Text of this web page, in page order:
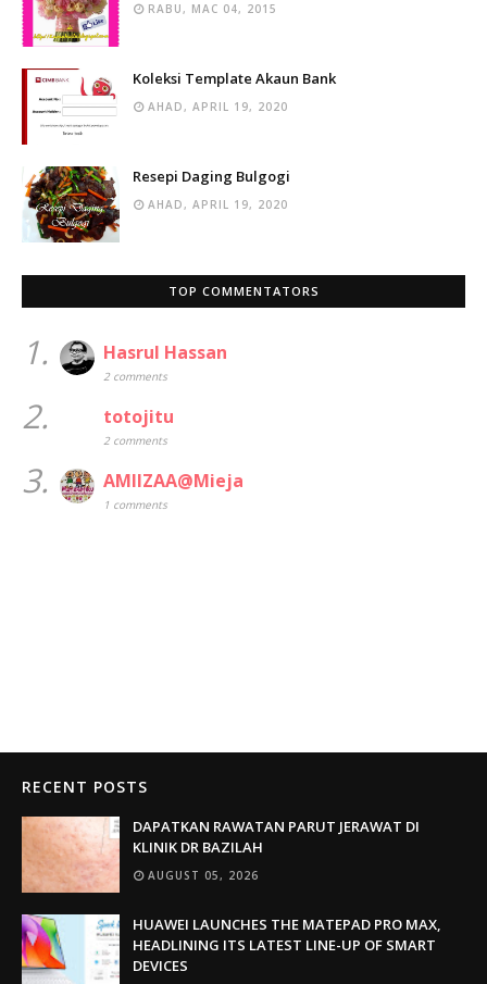
RABU, MAC 04, 2015
Koleksi Template Akaun Bank
AHAD, APRIL 19, 2020
Resepi Daging Bulgogi
AHAD, APRIL 19, 2020
TOP COMMENTATORS
1. Hasrul Hassan
2 comments
2. totojitu
2 comments
3. AMIIZAA@Mieja
1 comments
RECENT POSTS
DAPATKAN RAWATAN PARUT JERAWAT DI
KLINIK DR BAZILAH
AUGUST 05, 2026
HUAWEI LAUNCHES THE MATEPAD PRO MAX,
HEADLINING ITS LATEST LINE-UP OF SMART
DEVICES